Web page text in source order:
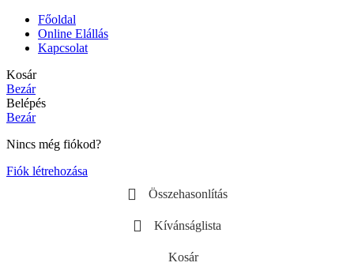
Főoldal
Online Elállás
Kapcsolat
Kosár
Bezár
Belépés
Bezár
Nincs még fiókod?
Fiók létrehozása
Összehasonlítás
Kívánságlista
Kosár